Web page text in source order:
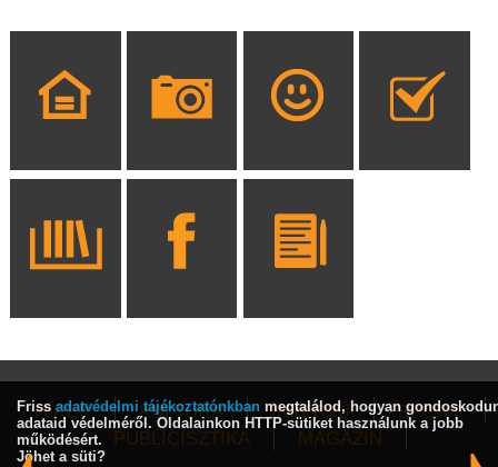
HÍREK KULTÚRA INTERJÚ
SPORT
PUBLICISZTIKA
MAGAZIN
Friss adatvédelmi tájékoztatónkban megtalálod, hogyan
adataid védelméről. Oldalainkon HTTP-sütiket használunk a jobb
működésért.
Jöhet a süti?